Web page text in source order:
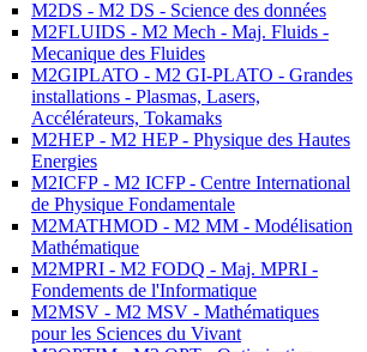
M2DS - M2 DS - Science des données
M2FLUIDS - M2 Mech - Maj. Fluids -
Mecanique des Fluides
M2GIPLATO - M2 GI-PLATO - Grandes
installations - Plasmas, Lasers,
Accélérateurs, Tokamaks
M2HEP - M2 HEP - Physique des Hautes
Energies
M2ICFP - M2 ICFP - Centre International
de Physique Fondamentale
M2MATHMOD - M2 MM - Modélisation
Mathématique
M2MPRI - M2 FODQ - Maj. MPRI -
Fondements de l'Informatique
M2MSV - M2 MSV - Mathématiques
pour les Sciences du Vivant